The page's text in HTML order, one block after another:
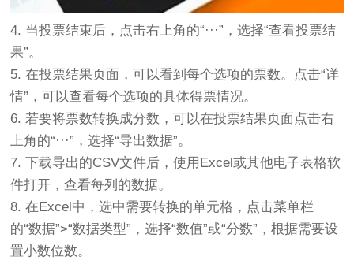
4. 当投票结束后，点击右上角的“···”，选择“查看投票结
果”。
5. 在投票结果页面，可以看到每个选项的票数。点击“详
情”，可以查看每个选项的具体得票情况。
6. 若要将票数转换成分数，可以在投票结果页面点击右
上角的“···”，选择“导出数据”。
7. 下载导出的CSV文件后，使用Excel或其他电子表格软
件打开，查看每列的数据。
8. 在Excel中，选中需要转换的单元格，点击菜单栏
的“数据”>“数据类型”，选择“数值”或“分数”，根据需要设
置小数位数。